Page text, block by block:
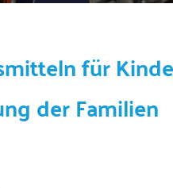
für
der Familien